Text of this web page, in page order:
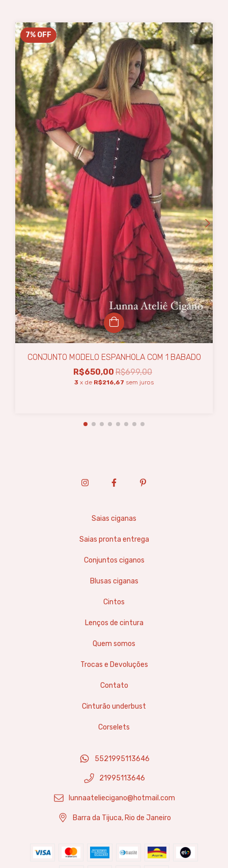
7% OFF
CONJUNTO MODELO ESPANHOLA COM 1 BABADO
R$650,00 R$699,00
3 x de R$216,67 sem juros
Saias ciganas
Saias pronta entrega
Conjuntos ciganos
Blusas ciganas
Cintos
Lenços de cintura
Quem somos
Trocas e Devoluções
Contato
Cinturão underbust
Corselets
5521995113646
21995113646
lunnaateliecigano@hotmail.com
Barra da Tijuca, Rio de Janeiro